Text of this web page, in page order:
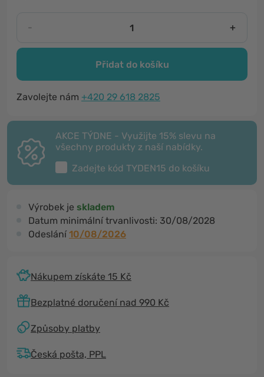
- +
Přidat do košíku
Zavolejte nám +420 29 618 2825
AKCE TÝDNE - Využijte 15% slevu na
všechny produkty z naší nabídky.
Zadejte kód TYDEN15 do košíku
Výrobek je skladem
Datum minimální trvanlivosti: 30/08/2028
Odeslání10/08/2026
Nákupem získáte 15 Kč
Bezplatné doručení nad 990 Kč
Způsoby platby
Česká pošta, PPL